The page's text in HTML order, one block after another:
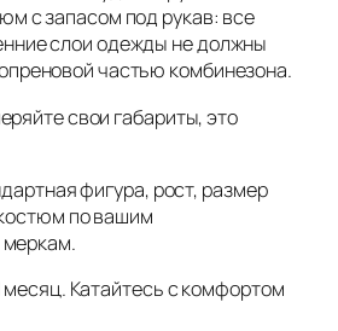
с запасом под рукав: все
слои одежды не должны
частью комбинезона.
свои габариты, это
фигура, рост, размер
по вашим
Катайтесь с комфортом